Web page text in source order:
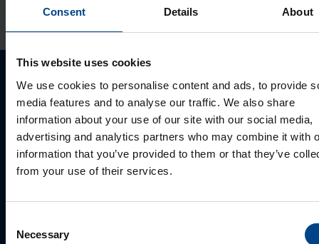
Consent Details About
This website uses cookies
We use cookies to personalise content and ads, to provide
media features and to analyse our traffic. We also share
information about your use of our site with our social media,
advertising and analytics partners who may combine it with
information that you’ve provided to them or that they’ve
from your use of their services.
Selection
Necessary
Palun võtke meiega ühendust